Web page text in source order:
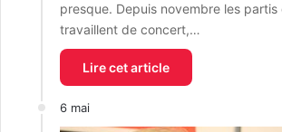
presque. Depuis novembre les
travaillent de concert,…
Lire cet article
6 mai